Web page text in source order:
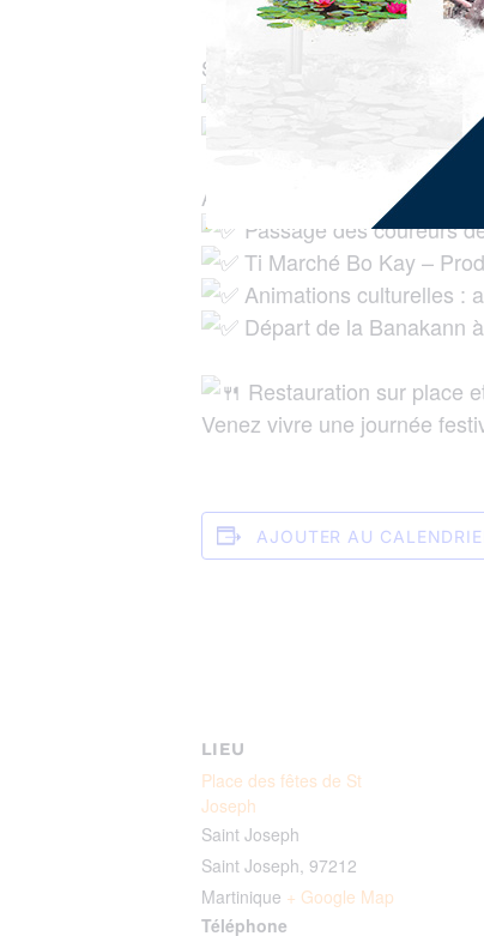
Saint-Joseph en fête avec
Samedi 06 décembre
Place des Fêtes – 7h à
Au programme :
Passage des coureurs
Ti Marché Bo Kay –
Animations culturelles :
Départ de la Banakann
Restauration sur place
Venez vivre une journée
AJOUTER AU
LIEU
Place des fêtes de St
Joseph
Saint Joseph
Saint Joseph 97212
Martinique + Google Map
Téléphone